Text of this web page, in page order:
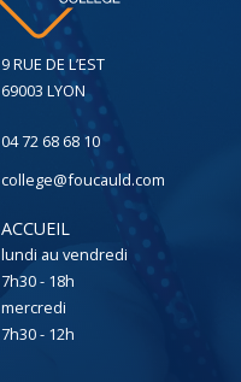
9 RUE DE L’EST
69003 LYON
04 72 68 68 10
college@foucauld.com
ACCUEIL
lundi au vendredi
7h30 - 18h
mercredi
7h30 - 12h